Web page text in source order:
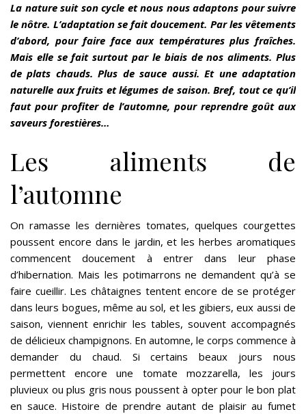
La nature suit son cycle et nous nous adaptons pour suivre
le nôtre. L’adaptation se fait doucement. Par les vêtements
d’abord, pour faire face aux températures plus fraîches.
Mais elle se fait surtout par le biais de nos aliments. Plus
de plats chauds. Plus de sauce aussi. Et une adaptation
naturelle aux fruits et légumes de saison. Bref, tout ce qu’il
faut pour profiter de l’automne, pour reprendre goût aux
saveurs forestières…
Les aliments de
l’automne
On ramasse les dernières tomates, quelques courgettes
poussent encore dans le jardin, et les herbes aromatiques
commencent doucement à entrer dans leur phase
d’hibernation. Mais les potimarrons ne demandent qu’à se
faire cueillir. Les châtaignes tentent encore de se protéger
dans leurs bogues, même au sol, et les gibiers, eux aussi de
saison, viennent enrichir les tables, souvent accompagnés
de délicieux champignons. En automne, le corps commence à
demander du chaud. Si certains beaux jours nous
permettent encore une tomate mozzarella, les jours
pluvieux ou plus gris nous poussent à opter pour le bon plat
en sauce. Histoire de prendre autant de plaisir au fumet